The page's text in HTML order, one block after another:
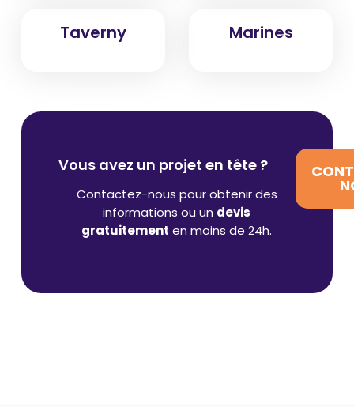
Taverny Marines
Vous avez un projet en tête ?
Contactez-nous pour obtenir des
informations ou un devis
gratuitement en moins de 24h.